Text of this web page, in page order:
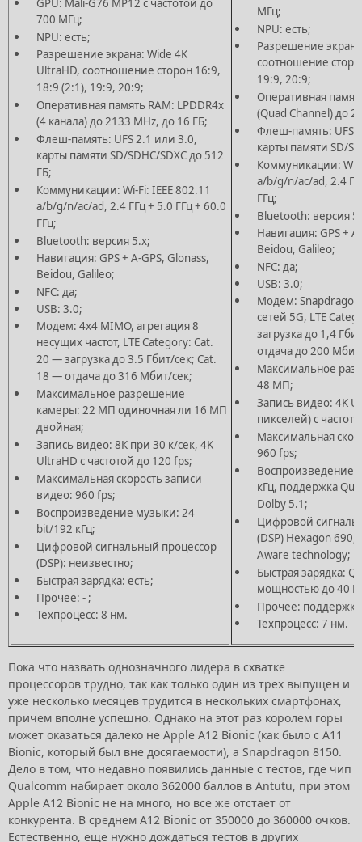
GPU: Mali-G76 MP12 с частотой до
700 МГц;
NPU: есть;
Разрешение экрана: Wide 4K
UltraHD, соотношение сторон 16:9,
18:9 (2:1), 19:9, 20:9;
Оперативная память RAM: LPDDR4x
(4 канала) до 2133 MHz, до 16 ГБ;
Флеш-память: UFS 2.1 или 3.0,
карты памяти SD/SDHC/SDXC до 512
ГБ;
Коммуникации: Wi-Fi: IEEE 802.11
a/b/g/n/ac/ad, 2.4 ГГц + 5.0 ГГц + 60.0
ГГц;
Bluetooth: версия 5.х;
Навигация: GPS + A-GPS, Glonass,
Beidou, Galileo;
NFC: да;
USB: 3.0;
Модем: 4х4 MIMO, агрегация 8
несущих частот, LTE Category: Cat.
20 — загрузка до 3.5 Гбит/сек; Cat.
18 — отдача до 316 Мбит/сек;
Максимальное разрешение
камеры: 22 МП одиночная ли 16 МП
двойная;
Запись видео: 8К при 30 к/сек, 4K
UltraHD с частотой до 120 fps;
Максимальная скорость записи
видео: 960 fps;
Воспроизведение музыки: 24
bit/192 кГц;
Цифровой сигнальный процессор
(DSP): неизвестно;
Быстрая зарядка: есть;
Прочее: - ;
Техпроцесс: 8 нм.
МГц;
NPU: есть;
Разрешение
соотношение
19:9, 20:9;
Оперативная
(Quad Channel) до
Флеш-память: UFS
карты памяти SD/
Коммуникации: Wi-
a/b/g/n/ac/ad, 2.4
ГГц;
Bluetooth: версия
Навигация: GPS +
Beidou, Galileo;
NFC: да;
USB: 3.0;
Модем:
сетей 5G, LTE
загрузка до 1,4
отдача до 200
Максимальное
48 МП;
Запись видео: 4K
пикселей) с
Максимальная
960 fps;
Воспроизведение
кГц, поддержка
Dolby 5.1;
Цифровой
(DSP) Hexagon 690,
Aware technology;
Быстрая зарядка:
мощностью до 40
Прочее:
Техпроцесс: 7 нм.
Пока что назвать однозначного лидера в схватке
процессоров трудно, так как только один из трех выпущен и
уже несколько месяцев трудится в нескольких смартфонах,
причем вполне успешно. Однако на этот раз королем горы
может оказаться далеко не Apple A12 Bionic (как было с A11
Bionic, который был вне досягаемости), а Snapdragon 8150.
Дело в том, что недавно появились данные с тестов, где чип
Qualcomm набирает около 362000 баллов в Antutu, при этом
Apple A12 Bionic не на много, но все же отстает от
конкурента. В среднем A12 Bionic от 350000 до 360000 очков.
Естественно, еще нужно дождаться тестов в других